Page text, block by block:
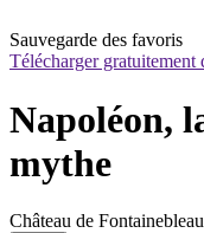
Sauvegarde des favoris
Télécharger gratuitement
Napoléon,
mythe
Château de Fontainebleau